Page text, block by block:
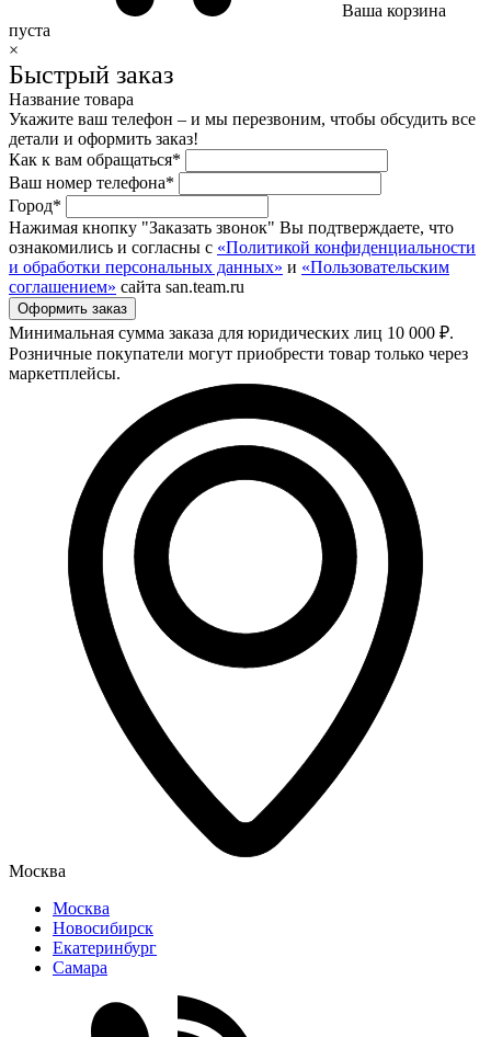
Ваша корзина
пуста
×
Быстрый заказ
Название товара
Укажите ваш телефон – и мы перезвоним, чтобы обсудить все
детали и оформить заказ!
Как к вам обращаться*
Ваш номер телефона*
Город*
Нажимая кнопку "Заказать звонок" Вы подтверждаете, что
ознакомились и согласны с «Политикой конфиденциальности
и обработки персональных данных» и «Пользовательским
соглашением» сайта san.team.ru
Минимальная сумма заказа для юридических лиц 10 000 ₽.
Розничные покупатели могут приобрести товар только через
маркетплейсы.
Москва
Москва
Новосибирск
Екатеринбург
Самара